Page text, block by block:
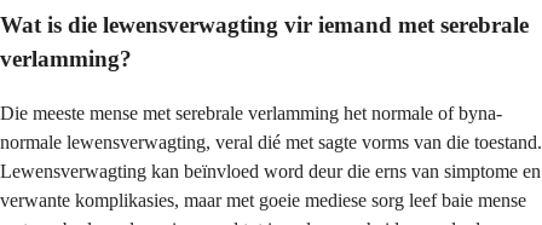
Wat is die lewensverwagting vir iemand met serebrale
verlamming?
Die meeste mense met serebrale verlamming het normale of byna-
normale lewensverwagting, veral dié met sagte vorms van die toestand.
Lewensverwagting kan beïnvloed word deur die erns van simptome en
verwante komplikasies, maar met goeie mediese sorg leef baie mense